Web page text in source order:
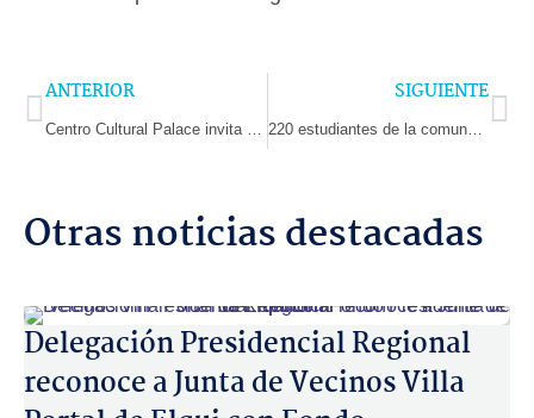
Prev
ANTERIOR
Centro Cultural Palace invita a disfrutar del teatro y la música coral este fin de semana
SIGUIENTE
220 estudiantes de la comuna de Los Vilos reciben herramientas digitales gracias al Programa de Becas TIC
Otras noticias destacadas
Delegación Presidencial Regional
reconoce a Junta de Vecinos Villa